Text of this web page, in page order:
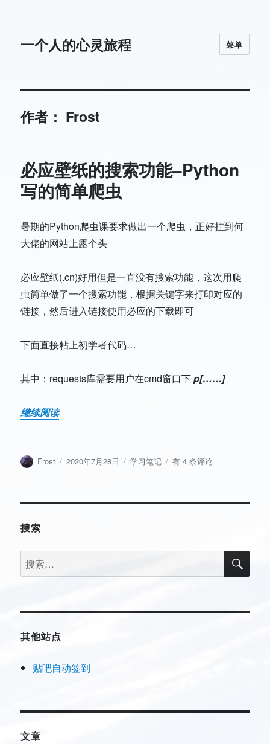
一个人的心灵旅程 菜单
作者： Frost
必应壁纸的搜索功能–Python
写的简单爬虫
暑期的Python爬虫课要求做出一个爬虫，正好挂到何
大佬的网站上露个头
必应壁纸(.cn)好用但是一直没有搜索功能，这次用爬
虫简单做了一个搜索功能，根据关键字来打印对应的
链接，然后进入链接使用必应的下载即可
下面直接粘上初学者代码…
其中：requests库需要用户在cmd窗口下p[……]
继续阅读
作
Frost
发
2020年7月28日
分
学习笔记
必
功
–
的
有 4 条评论
搜索
搜
索：
搜
其他站点
贴吧自动签到
文章